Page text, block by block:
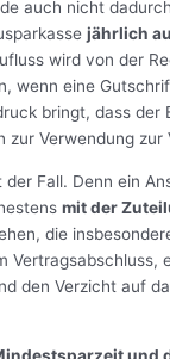
auch nicht
jährlich
wird von der
wenn eine
bringt, dass der
zur Verwendung zur
Fall. Denn ein
mit der
die
Vertragsabschluss,
den Verzicht auf
und